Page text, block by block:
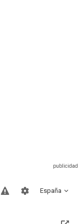
España